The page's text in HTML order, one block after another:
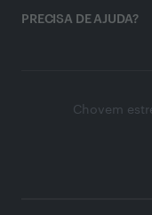
PRECISA DE AJUDA?
Chovem